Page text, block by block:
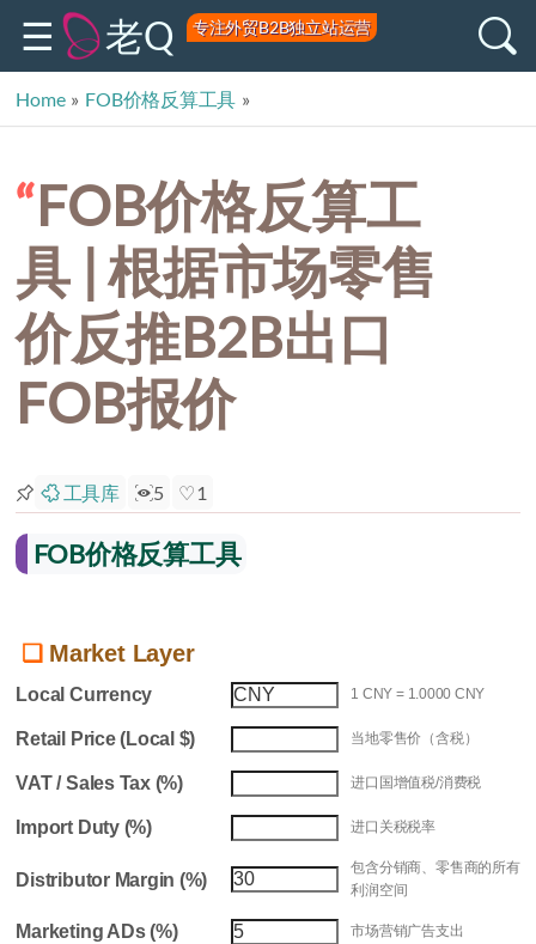
老Q 专注外贸B2B独立站运营
Home » FOB价格反算工具 »
FOB价格反算工
具 | 根据市场零售
价反推B2B出口
FOB报价
工具库 5 1
FOB价格反算工具
Market Layer
Local Currency 1 CNY = 1.0000 CNY
Retail Price (Local $) 当地零售价（含税）
VAT / Sales Tax (%) 进口国增值税/消费税
Import Duty (%) 进口关税税率
Distributor Margin (%)
包含分销商、零售商的所有
利润空间
Marketing ADs (%) 市场营销广告支出